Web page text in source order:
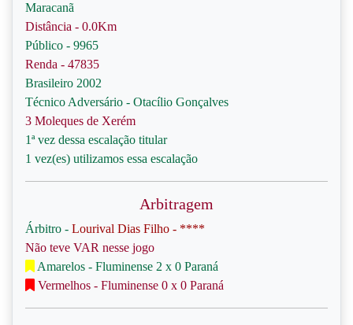
Maracanã
Distância - 0.0Km
Público - 9965
Renda - 47835
Brasileiro 2002
Técnico Adversário - Otacílio Gonçalves
3 Moleques de Xerém
1ª vez dessa escalação titular
1 vez(es) utilizamos essa escalação
Arbitragem
Árbitro - Lourival Dias Filho - ****
Não teve VAR nesse jogo
Amarelos - Fluminense 2 x 0 Paraná
Vermelhos - Fluminense 0 x 0 Paraná